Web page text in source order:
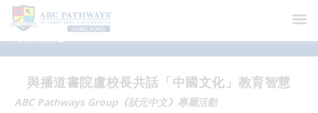
最新消息
與播道書院盧校長共話「中國文化」教育智慧
ABC Pathways Group《狀元中文》專屬活動